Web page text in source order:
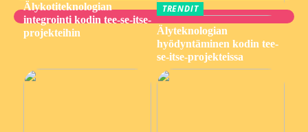
Älykotiteknologian
integrointi kodin tee-se-itse-
projekteihin
TRENDIT
Älyteknologian
hyödyntäminen kodin tee-
se-itse-projekteissa